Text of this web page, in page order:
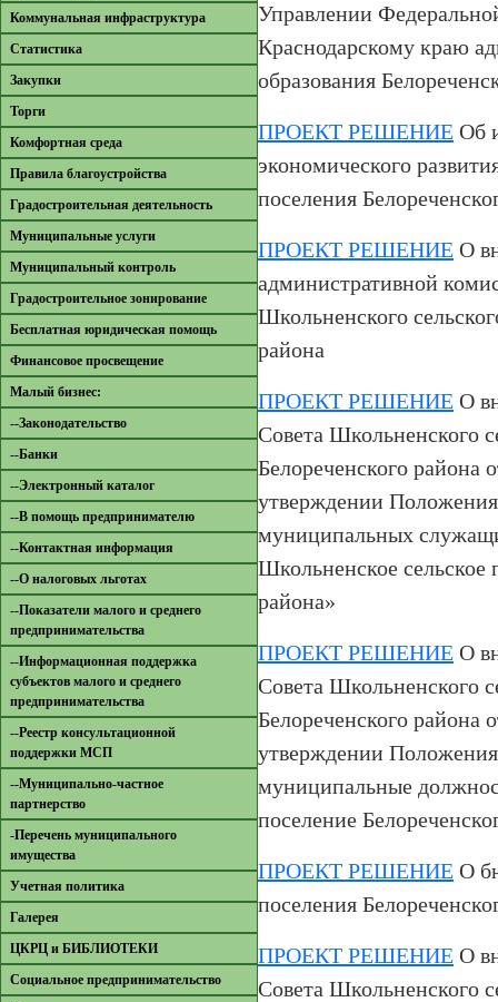
Коммунальная инфраструктура
Cтатистика
Закупки
Торги
Комфортная среда
Правила благоустройства
Градостроительная деятельность
Муниципальные услуги
Муниципальный контроль
Градостроительное зонирование
Бесплатная юридическая помощь
Финансовое просвещение
Малый бизнес:
--Законодательство
--Банки
--Электронный каталог
--В помощь предпринимателю
--Контактная информация
--О налоговых льготах
--Показатели малого и среднего
предпринимательства
--Информационная поддержка
субъектов малого и среднего
предпринимательства
--Реестр консультационной
поддержки МСП
--Муниципально-частное
партнерство
-Перечень муниципального
имущества
Учетная политика
Галерея
ЦКРЦ и БИБЛИОТЕКИ
Социальное предпринимательство
Управлении
Краснодарскому краю
образования
ПРОЕКТ РЕШЕНИЕ Об
экономического
поселения
ПРОЕКТ РЕШЕНИЕ О
административной
Школьненского
района
ПРОЕКТ РЕШЕНИЕ О
Совета Школьненского
Белореченского района
утверждении
муниципальных
Школьненское сельское
района»
ПРОЕКТ РЕШЕНИЕ О
Совета Школьненского
Белореченского
утверждении
муниципальные
поселение
ПРОЕКТ РЕШЕНИЕ О
поселения
ПРОЕКТ РЕШЕНИЕ О
Совета Школьненского